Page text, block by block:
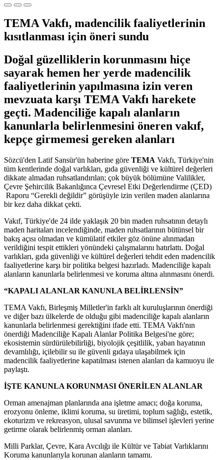
TEMA Vakfı, madencilik faaliyetlerinin
kısıtlanması için öneri sundu
Doğal güzelliklerin korunmasını hiçe
sayarak hemen her yerde madencilik
faaliyetlerinin yapılmasına izin veren
mevzuata karşı TEMA Vakfı harekete
geçti. Madenciliğe kapalı alanların
kanunlarla belirlenmesini öneren vakıf,
kepçe girmemesi gereken alanları
Sözcü'den Latif Sansür'ün haberine göre TEMA Vakfı, Türkiye'nin
tüm kentlerinde doğal varlıkları, gıda güvenliği ve kültürel değerleri
dikkate almadan ruhsatlandırılan; çok büyük bölümüne Valilikler,
Çevre Şehircilik Bakanlığınca Çevresel Etki Değerlendirme (ÇED)
Raporu “Gerekli değildir” görüşüyle izin verilen maden alanlarına
bir kez daha dikkat çekti.
Vakıf, Türkiye'de 24 ilde yaklaşık 20 bin maden ruhsatının detaylı
maden haritaları incelendiğinde, maden ruhsatlarının bütünsel bir
bakış açısı olmadan ve kümülatif etkiler göz önüne alınmadan
verildiğini tespit ettikleri yönündeki çalışmalarını hatırlattı. Doğal
varlıkları, gıda güvenliği ve kültürel değerleri tehdit eden madencilik
faaliyetlerine karşı bir politika belgesi hazırladı. Madenciliğe kapalı
alanların kanunlarla belirlenmesi ve koruma altına alınmasını önerdi.
“KAPALI ALANLAR KANUNLA BELİRLENSİN”
TEMA Vakfı, Birleşmiş Milletler'in farklı alt kuruluşlarının önerdiği
ve diğer bazı ülkelerde de olduğu gibi madenciliğe kapalı alanların
kanunlarla belirlenmesi gerektiğini ifade etti. TEMA Vakfı'nın
önerdiği Madenciliğe Kapalı Alanlar Politika Belgesi'ne göre;
ekosistemin sürdürülebilirliği, biyolojik çeşitlilik, yaban hayatının
devamlılığı, içilebilir su ile güvenli gıdaya ulaşabilmek için
madencilik faaliyetlerine kapatılması istenen alanları da kamuoyu ile
paylaştı.
İŞTE KANUNLA KORUNMASI ÖNERİLEN ALANLAR
Orman amenajman planlarında ana işletme amacı; doğa koruma,
erozyonu önleme, iklimi koruma, su üretimi, toplum sağlığı, estetik,
ekoturizm ve rekreasyon, ulusal savunma ve bilimsel işlevleri yerine
getirme olarak belirlenmiş orman alanları.
Milli Parklar, Çevre, Kara Avcılığı ile Kültür ve Tabiat Varlıklarını
Koruma kanunlarıyla korunan alanların tamamı.